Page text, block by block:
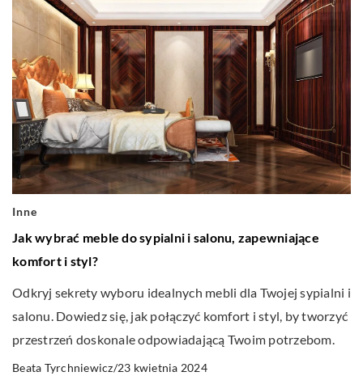
Inne
Jak wybrać meble do sypialni i salonu, zapewniające
komfort i styl?
Odkryj sekrety wyboru idealnych mebli dla Twojej sypialni i
salonu. Dowiedz się, jak połączyć komfort i styl, by tworzyć
przestrzeń doskonale odpowiadającą Twoim potrzebom.
Beata Tyrchniewicz/23 kwietnia 2024